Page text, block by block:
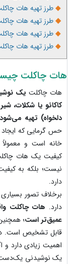
◆طرز تهیه هات
◆طرز تهیه هات
◆طرز تهیه هات
◆طرز تهیه هات
هات چاکلت
هات چاکلتیک
کاکائو یا شکلات،
دلخواه) تهیه می‌شود
حس گرمایی که ایجاد
خانه است و
کیفیت یک هات
نیست؛ بلکه به
دارد.
برخلاف تصور بسیاری
دارد. هات چاکلت
عمیق‌تر است؛
قابل تشخیص است.
اهمیت زیادی دارد و
یک نوشیدنی